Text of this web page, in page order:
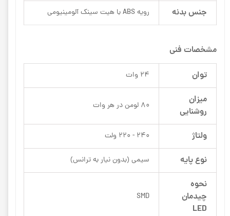
جنس بدنه رویه ABS با هیت سینک آلومینیومی
مشخصات فنی
توان 24 وات
میزان
روشنایی
80 لومن در هر وات
ولتاژ 240 - 220 ولت
نوع پایه سیمی (بدون نیار به ترانس)
نحوه
چیدمان
LED
SMD